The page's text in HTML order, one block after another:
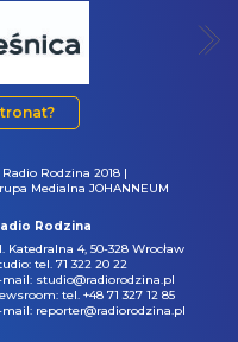
Rodzina 2018 |
Medialna JOHANNEUM
Rodzina
Katedralna 4, 50-328 Wrocław
tel. 71 322 20 22
mail: studio@radiorodzina.pl
tel. +48 71 327 12 85
mail: reporter@radiorodzina.pl